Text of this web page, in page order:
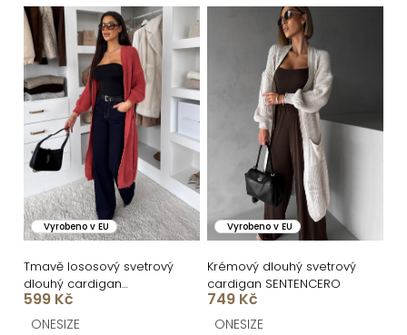
n
p
r
o
d
k
t
ů
V
ý
p
i
s
p
o
d
u
k
Vyrobeno v EU
Tmavě lososový svetrový
dlouhý cardigan
SENTENCERO
599 Kč
ONESIZE
Vyrobeno v EU
Krémový dlouhý svetrový
cardigan SENTENCERO
749 Kč
ONESIZE